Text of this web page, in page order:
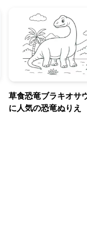
草食恐竜ブラキオサ
に人気の恐竜ぬりえ